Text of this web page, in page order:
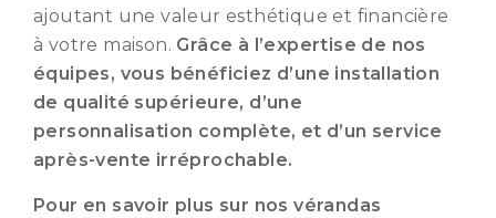
ajoutant une valeur esthétique et financière
à votre maison. Grâce à l’expertise de nos
équipes, vous bénéficiez d’une installation
de qualité supérieure, d’une
personnalisation complète, et d’un service
après-vente irréprochable.
Pour en savoir plus sur nos vérandas